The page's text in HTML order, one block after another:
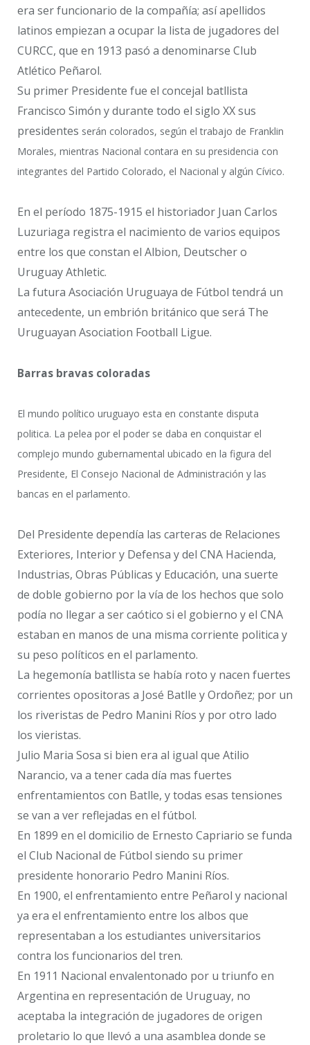
era ser funcionario de la compañía; así apellidos
latinos empiezan a ocupar la lista de jugadores del
CURCC, que en 1913 pasó a denominarse Club
Atlético Peñarol.
Su primer Presidente fue el concejal batllista
Francisco Simón y durante todo el siglo XX sus
presidentes serán colorados, según el trabajo de Franklin
Morales, mientras Nacional contara en su presidencia con
integrantes del Partido Colorado, el Nacional y algún Cívico.
En el período 1875-1915 el historiador Juan Carlos
Luzuriaga registra el nacimiento de varios equipos
entre los que constan el Albion, Deutscher o
Uruguay Athletic.
La futura Asociación Uruguaya de Fútbol tendrá un
antecedente, un embrión británico que será The
Uruguayan Asociation Football Ligue.
Barras bravas coloradas
El mundo político uruguayo esta en constante disputa
politica. La pelea por el poder se daba en conquistar el
complejo mundo gubernamental ubicado en la figura del
Presidente, El Consejo Nacional de Administración y las
bancas en el parlamento.
Del Presidente dependía las carteras de Relaciones
Exteriores, Interior y Defensa y del CNA Hacienda,
Industrias, Obras Públicas y Educación, una suerte
de doble gobierno por la vía de los hechos que solo
podía no llegar a ser caótico si el gobierno y el CNA
estaban en manos de una misma corriente politica y
su peso políticos en el parlamento.
La hegemonía batllista se había roto y nacen fuertes
corrientes opositoras a José Batlle y Ordoñez; por un
los riveristas de Pedro Manini Ríos y por otro lado
los vieristas.
Julio Maria Sosa si bien era al igual que Atilio
Narancio, va a tener cada día mas fuertes
enfrentamientos con Batlle, y todas esas tensiones
se van a ver reflejadas en el fútbol.
En 1899 en el domicilio de Ernesto Capriario se funda
el Club Nacional de Fútbol siendo su primer
presidente honorario Pedro Manini Ríos.
En 1900, el enfrentamiento entre Peñarol y nacional
ya era el enfrentamiento entre los albos que
representaban a los estudiantes universitarios
contra los funcionarios del tren.
En 1911 Nacional envalentonado por u triunfo en
Argentina en representación de Uruguay, no
aceptaba la integración de jugadores de origen
proletario lo que llevó a una asamblea donde se